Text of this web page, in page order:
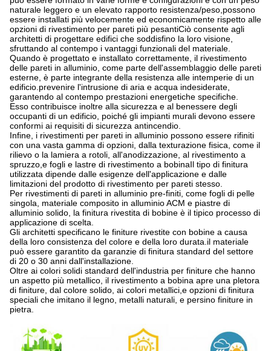
naturale leggero e un elevato rapporto resistenza/peso,possono
essere installati più velocemente ed economicamente rispetto alle
opzioni di rivestimento per pareti più pesantiCiò consente agli
architetti di progettare edifici che soddisfino la loro visione,
sfruttando al contempo i vantaggi funzionali del materiale.
Quando è progettato e installato correttamente, il rivestimento
delle pareti in alluminio, come parte dell'assemblaggio delle pareti
esterne, è parte integrante della resistenza alle intemperie di un
edificio.prevenire l'intrusione di aria e acqua indesiderate,
garantendo al contempo prestazioni energetiche specifiche.
Esso contribuisce inoltre alla sicurezza e al benessere degli
occupanti di un edificio, poiché gli impianti murali devono essere
conformi ai requisiti di sicurezza antincendio.
Infine, i rivestimenti per pareti in alluminio possono essere rifiniti
con una vasta gamma di opzioni, dalla texturazione fisica, come il
rilievo o la lamiera a rotoli, all'anodizzazione, al rivestimento a
spruzzo,e fogli e lastre di rivestimento a bobinaIl tipo di finitura
utilizzata dipende dalle esigenze dell'applicazione e dalle
limitazioni del prodotto di rivestimento per pareti stesso.
Per rivestimenti di pareti in alluminio pre-finiti, come fogli di pelle
singola, materiale composito in alluminio ACM e piastre di
alluminio solido, la finitura rivestita di bobine è il tipico processo di
applicazione di scelta.
Gli architetti specificano le finiture rivestite con bobine a causa
della loro consistenza del colore e della loro durata.il materiale
può essere garantito da garanzie di finitura standard del settore
di 20 o 30 anni dall'installazione.
Oltre ai colori solidi standard dell'industria per finiture che hanno
un aspetto più metallico, il rivestimento a bobina apre una pletora
di finiture, dal colore solido, ai colori metallici,e opzioni di finitura
speciali che imitano il legno, metalli naturali, e persino finiture in
pietra.